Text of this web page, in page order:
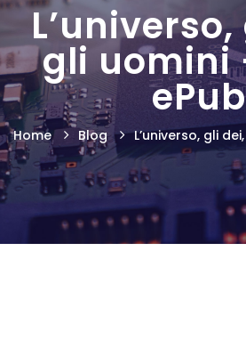
gli uomini
ePub
Home Blog L’universo, gli